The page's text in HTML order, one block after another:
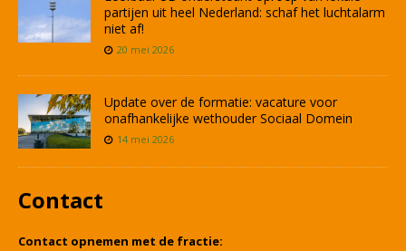
partijen uit heel Nederland: schaf het luchtalarm
niet af!
20 mei 2026
Update over de formatie: vacature voor
onafhankelijke wethouder Sociaal Domein
14 mei 2026
Contact
Contact opnemen met de fractie: